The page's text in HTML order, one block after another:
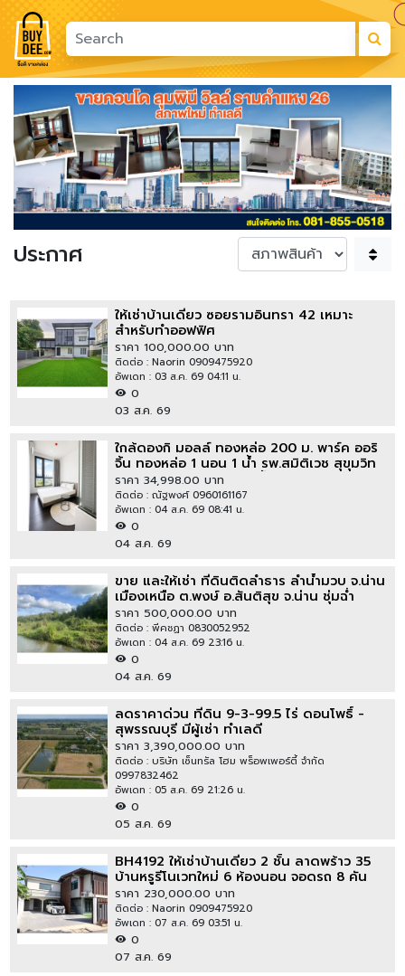
Previous Next
ประกาศ
ให้เช่าบ้านเดี่ยว ซอยรามอินทรา 42 เหมาะ
สำหรับทำออฟฟิศ
ราคา 100,000.00 บาท
ติดต่อ : Naorin 0909475920
อัพเดท : 03 ส.ค. 69 04:11 น.
0
03 ส.ค. 69
ใกล้ดองกิ มอลล์ ทองหล่อ 200 ม. พาร์ค ออริ
จิ้น ทองหล่อ 1 นอน 1 น้ำ รพ.สมิติเวช สุขุมวิท
900 ม. ขนาด 33 ตร.ม. ชั้น 18 ห้องแต่งครบ
ราคา 34,998.00 บาท
ติดต่อ : ณัฐพงศ์ 0960161167
อัพเดท : 04 ส.ค. 69 08:41 น.
0
04 ส.ค. 69
ขาย และให้เช่า ที่ดินติดลำธาร ลำน้ำมวบ จ.น่าน
เมืองเหนือ ต.พงษ์ อ.สันติสุข จ.น่าน ชุ่มฉ่ำ
ตลอดปี สวยวิวล้าน
ราคา 500,000.00 บาท
ติดต่อ : พีคชฏา 0830052952
อัพเดท : 04 ส.ค. 69 23:16 น.
0
04 ส.ค. 69
ลดราคาด่วน ที่ดิน 9-3-99.5 ไร่ ดอนโพธิ์ -
สุพรรณบุรี มีผู้เช่า ทำเลดี
ราคา 3,390,000.00 บาท
ติดต่อ : บริษัท เซ็นทรัล โฮม พร็อพเพอร์ตี้ จำกัด
0997832462
อัพเดท : 05 ส.ค. 69 21:26 น.
0
05 ส.ค. 69
BH4192 ให้เช่าบ้านเดี่ยว 2 ชั้น ลาดพร้าว 35
บ้านหรูรีโนเวทใหม่ 6 ห้องนอน จอดรถ 8 คัน
ใกล้ MRT ลาดพร้าว เหมาะสำหรับอยู่อาศัย
ราคา 230,000.00 บาท
ติดต่อ : Naorin 0909475920
อัพเดท : 07 ส.ค. 69 03:51 น.
0
07 ส.ค. 69